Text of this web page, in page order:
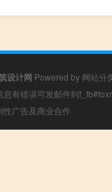
设计网 Powered by 网站分
有错误可发邮件到
广告及商业合作